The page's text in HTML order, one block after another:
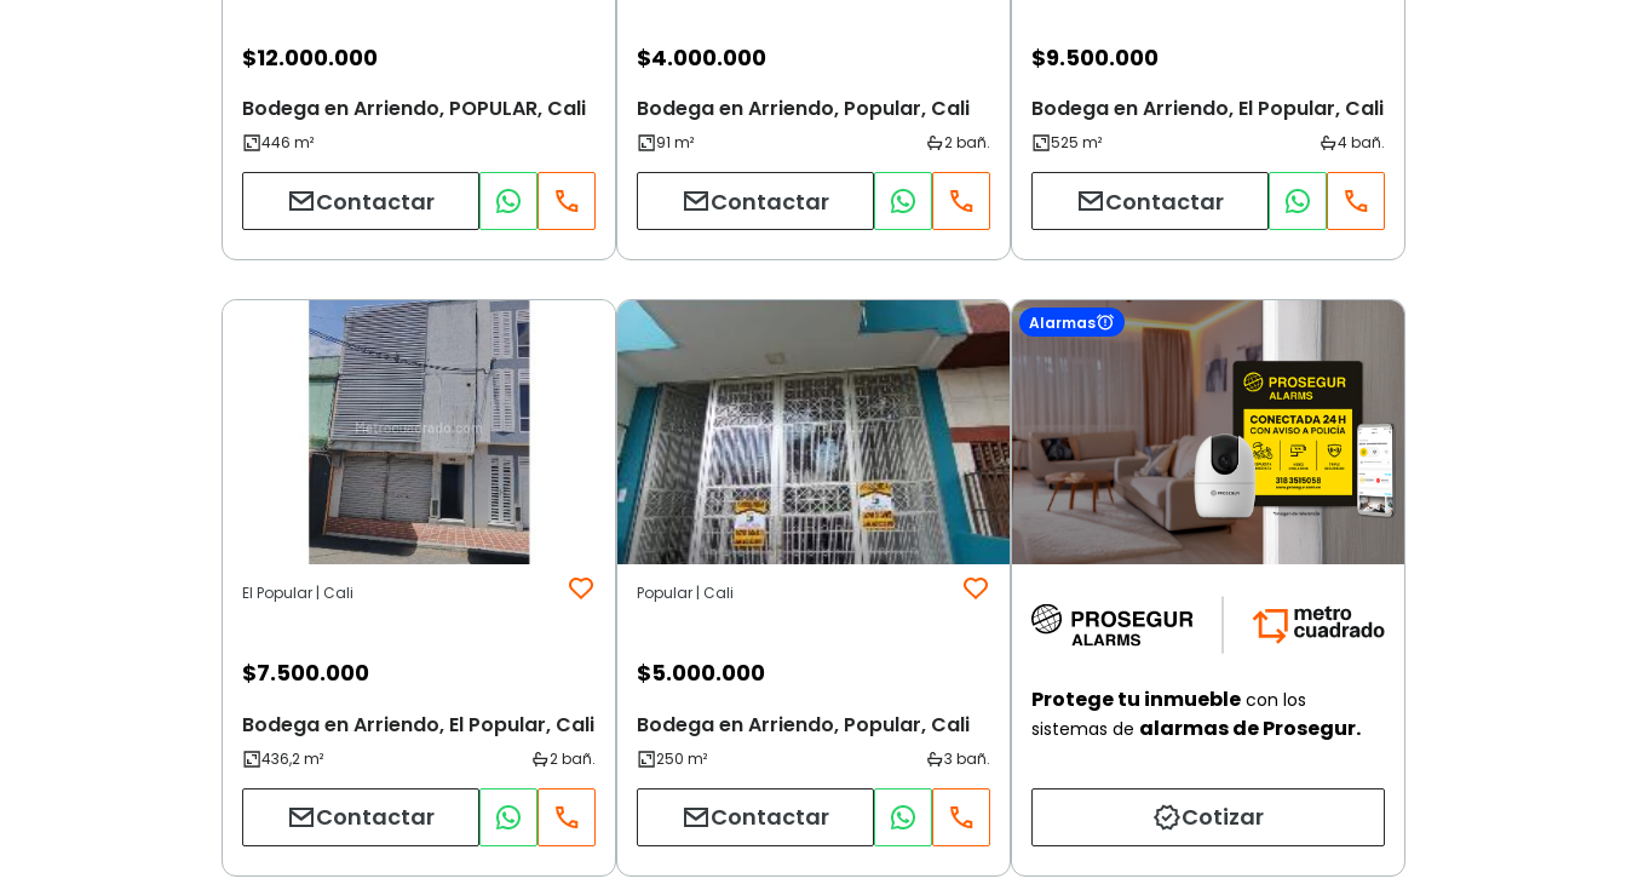
$12.000.000
Bodega en Arriendo, POPULAR, Cali
Contactar
$4.000.000
Bodega en Arriendo, Popular, Cali
Contactar
$9.500.000
Bodega en Arriendo, El Popular, Cali
Contactar
El Popular | Cali
$7.500.000
Bodega en Arriendo, El Popular, Cali
Contactar
Popular | Cali
$5.000.000
Bodega en Arriendo, Popular, Cali
Contactar
Alarmas
Protege tu inmueble con los
sistemas de alarmas de Prosegur.
Cotizar